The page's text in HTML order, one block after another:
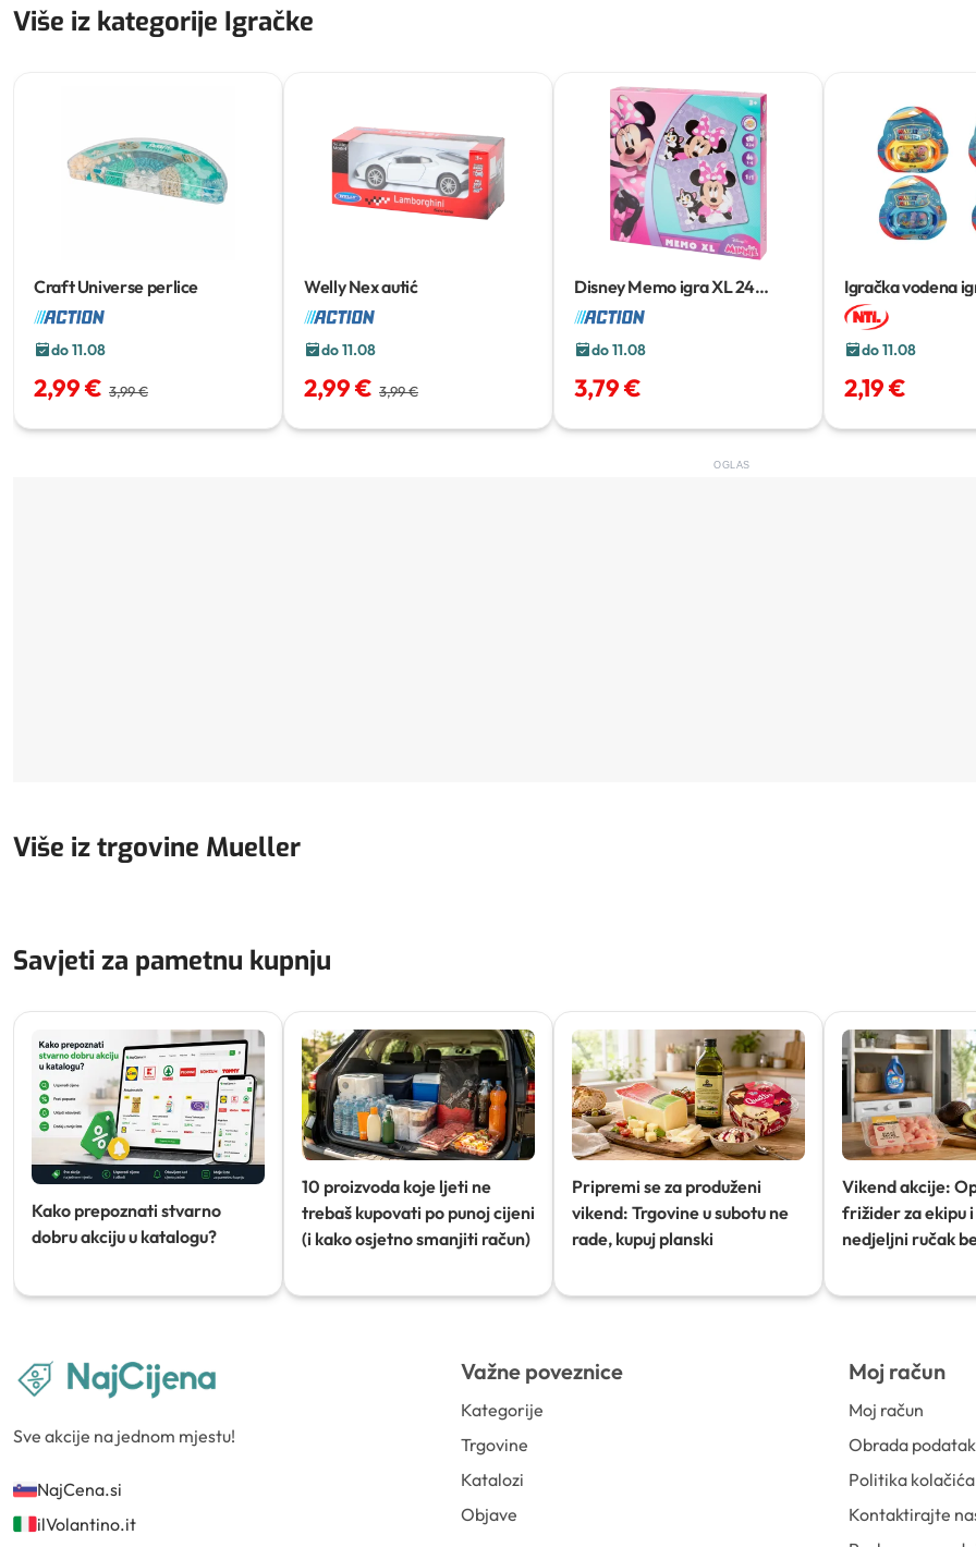
Više iz kategorije Igračke
Craft Universe perlice
do 11.08
2,99 € 3,99 €
Welly Nex autić
do 11.08
2,99 € 3,99 €
Disney Memo igra XL24
kartice
do 11.08
3,79 €
Igračka vodena
do 11.08
2,19 €
OGLAS
Više iz trgovine Mueller
Savjeti za pametnu kupnju
Kako prepoznati stvarno
dobru akciju u katalogu?
10 proizvoda koje ljeti ne
trebaš kupovati po punoj cijeni
(i kako osjetno smanjiti račun)
Pripremi se za produženi
vikend: Trgovine u subotu ne
rade, kupuj planski
Vikend akcije:
frižider za ekipu
nedjeljni ručak
Sve akcije na jednom mjestu!
NajCena.si
ilVolantino.it
Važne poveznice
Kategorije
Trgovine
Katalozi
Objave
Moj račun
Moj račun
Obrada
Politika kolačića
Kontaktirajte